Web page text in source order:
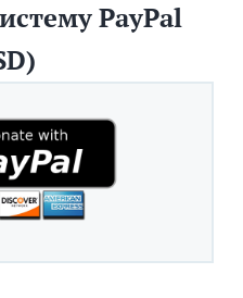
PayPal